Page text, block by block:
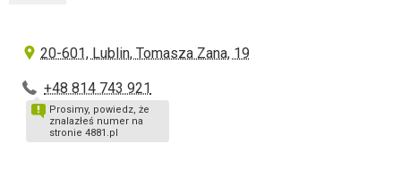
20-601, Lublin, Tomasza Zana, 19
+48 814 743 921
Prosimy, powiedz, że
znalazłeś numer na
stronie 4881.pl